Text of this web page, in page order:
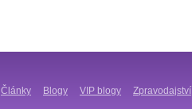
Články Blogy VIP blogy Zpravodajství